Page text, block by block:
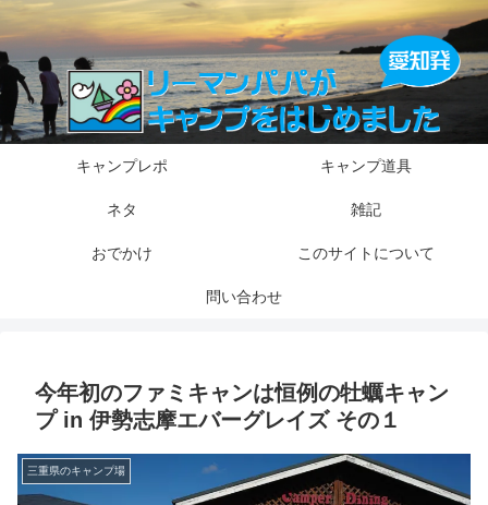
キャンプレポ キャンプ道具
ネタ 雑記
おでかけ このサイトについて
問い合わせ
今年初のファミキャンは恒例の牡蠣キャン
プ in 伊勢志摩エバーグレイズ その１
三重県のキャンプ場